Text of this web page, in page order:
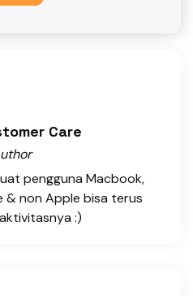
Care
pengguna Macbook,
& non Apple bisa terus
:)